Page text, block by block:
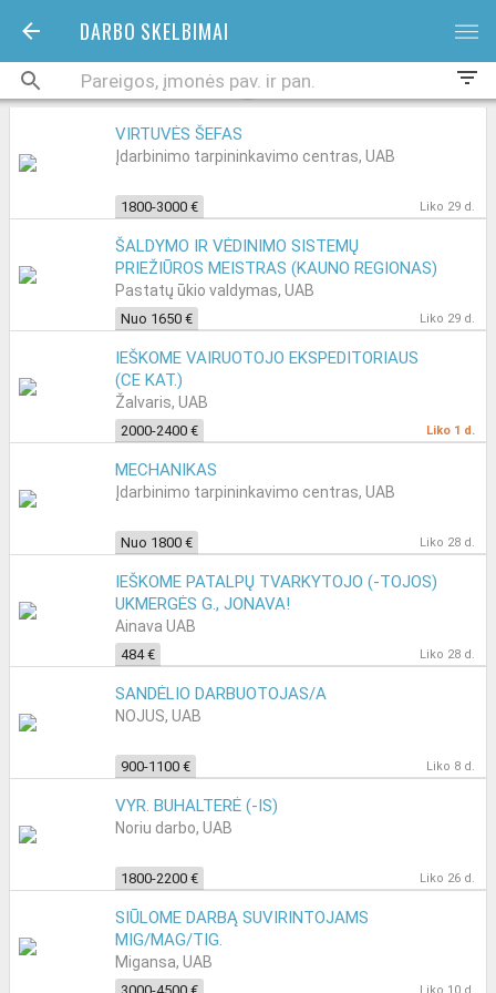
DARBO SKELBIMAI bars
filter_list
VIRTUVĖS ŠEFAS
Įdarbinimo tarpininkavimo centras, UAB
1800-3000 € Liko 29 d.
ŠALDYMO IR VĖDINIMO SISTEMŲ
PRIEŽIŪROS MEISTRAS (KAUNO REGIONAS)
Pastatų ūkio valdymas, UAB
Nuo 1650 € Liko 29 d.
IEŠKOME VAIRUOTOJO EKSPEDITORIAUS
(CE KAT.)
Žalvaris, UAB
2000-2400 € Liko 1 d.
MECHANIKAS
Įdarbinimo tarpininkavimo centras, UAB
Nuo 1800 € Liko 28 d.
IEŠKOME PATALPŲ TVARKYTOJO (-TOJOS)
UKMERGĖS G., JONAVA!
Ainava UAB
484 € Liko 28 d.
SANDĖLIO DARBUOTOJAS/A
NOJUS, UAB
900-1100 € Liko 8 d.
VYR. BUHALTERĖ (-IS)
Noriu darbo, UAB
1800-2200 € Liko 26 d.
SIŪLOME DARBĄ SUVIRINTOJAMS
MIG/MAG/TIG.
Migansa, UAB